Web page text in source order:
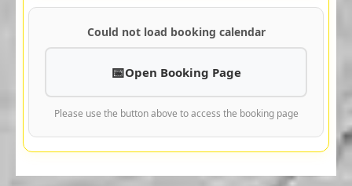
Could not load booking calendar
Open Booking Page
Please use the button above to access the booking page